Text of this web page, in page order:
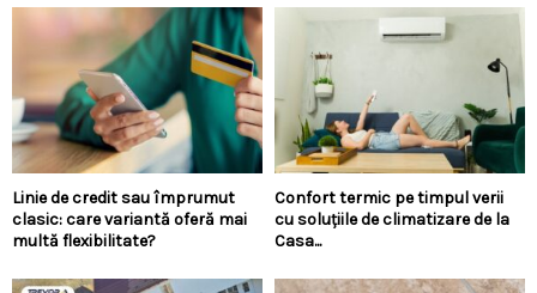
Linie de credit sau împrumut
clasic: care variantă oferă mai
multă flexibilitate?
Confort termic pe timpul verii
cu soluțiile de climatizare de la
Casa...